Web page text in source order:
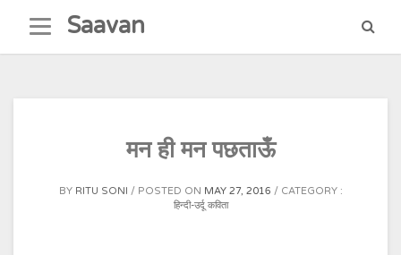
content
Saavan
मन ही मन पछताऊँ
BY RITU SONI POSTED ON MAY 27, 2016
CATEGORY :
हिन्दी-उर्दू कविता